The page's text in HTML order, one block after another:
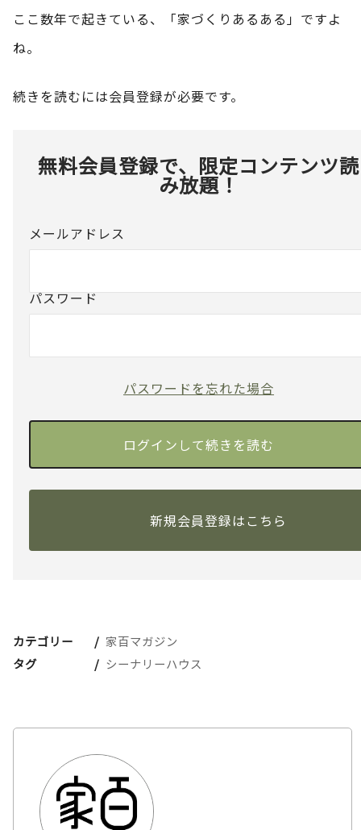
ここ数年で起きている、「家づくりあるある」ですよ
ね。
続きを読むには会員登録が必要です。
無料会員登録で、限定コンテンツ読
み放題！
メールアドレス
パスワード
パスワードを忘れた場合
新規会員登録はこちら
カテゴリー
家百マガジン
タグ
シーナリーハウス